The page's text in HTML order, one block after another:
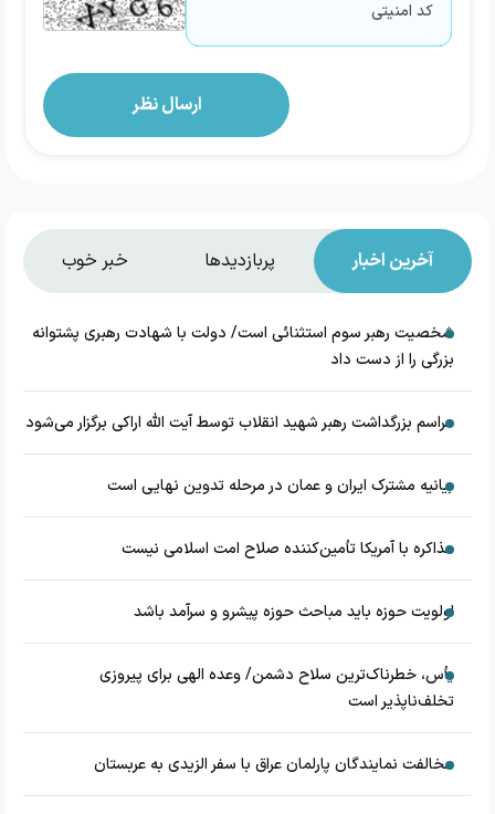
آخرین اخبار پربازدیدها خبر خوب
شخصیت رهبر سوم استثنائی است/ دولت با شهادت رهبری پشتوانه
بزرگی را از دست داد
مراسم بزرگداشت رهبر شهید انقلاب توسط آیت الله اراکی برگزار می‌شود
بیانیه مشترک ایران و عمان در مرحله تدوین نهایی است
مذاکره با آمریکا تأمین‌کننده صلاح امت اسلامی نیست
اولویت حوزه باید مباحث حوزه پیشرو و سرآمد باشد
یأس، خطرناک‌ترین سلاح دشمن/ وعده الهی برای پیروزی
تخلف‌ناپذیر است
مخالفت نمایندگان پارلمان عراق با سفر الزیدی به عربستان